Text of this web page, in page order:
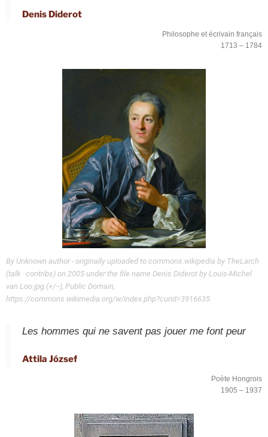
Denis Diderot
Philosophe et écrivain français
1713 – 1784
By Unknown author - originally uploaded to commons.wikipedia by TheLarch
(talk · contribs) on 2005 under the file name Denis Diderot by Louis-Michel
van Loo.jpg.(+/−), Public Domain,
https://commons.wikimedia.org/w/index.php?curid=3916635
Les hommes qui ne savent pas jouer me font peur
Attila József
Poète Hongrois
1905 – 1937